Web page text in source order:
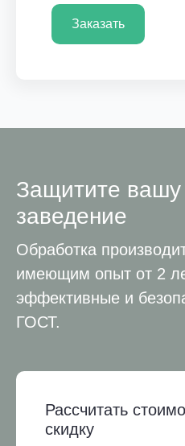
Заказать
Защитите вашу
заведение
Обработка
имеющим опыт от 2
эффективные и
ГОСТ.
Рассчитать
скидку